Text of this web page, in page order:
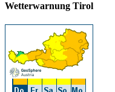
Wetterwarnung Tirol